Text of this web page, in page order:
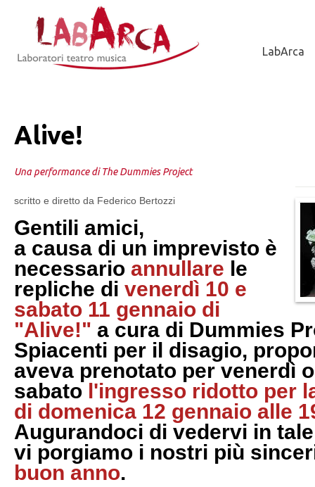
LabArca
Alive!
Una performance di The Dummies Project
scritto e diretto da Federico Bertozzi
Gentili amici,
a causa di un imprevisto è
necessario annullare le
repliche di venerdì 10 e
sabato 11 gennaio di
"Alive!" a cura di Dummies
Spiacenti per il disagio,
aveva prenotato per venerdì o
sabato l'ingresso ridotto per
di domenica 12 gennaio alle
Augurandoci di vedervi in
vi porgiamo i nostri più
buon anno.